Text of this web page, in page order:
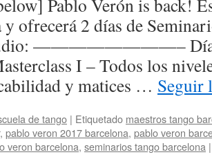
Pablo Verón is back!
y ofrecerá 2 días de
————————– Día 1
I – Todos los
y matices … Seguir
de tango | Etiquetado maestros tango
, pablo veron 2017 barcelona, pablo veron
veron barcelona, seminarios tango barcelona |